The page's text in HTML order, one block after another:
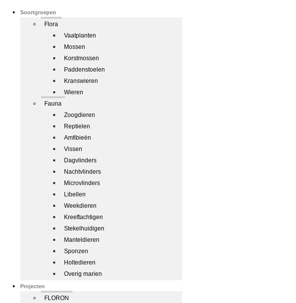
Soortgroepen
Flora
Vaatplanten
Mossen
Korstmossen
Paddenstoelen
Kranswieren
Wieren
Fauna
Zoogdieren
Reptielen
Amfibieën
Vissen
Dagvlinders
Nachtvlinders
Microvlinders
Libellen
Weekdieren
Kreeftachtigen
Stekelhuidigen
Manteldieren
Sponzen
Holtedieren
Overig marien
Projecten
FLORON